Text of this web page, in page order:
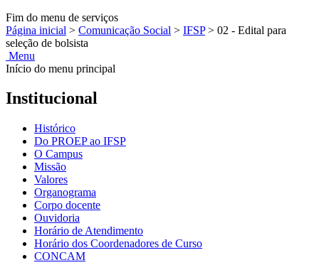
Fim do menu de serviços
Página inicial > Comunicação Social > IFSP > 02 - Edital para
seleção de bolsista
Menu
Início do menu principal
Institucional
Histórico
Do PROEP ao IFSP
O Campus
Missão
Valores
Organograma
Corpo docente
Ouvidoria
Horário de Atendimento
Horário dos Coordenadores de Curso
CONCAM